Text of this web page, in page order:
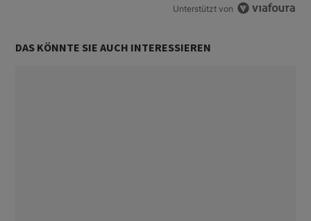
Unterstützt von
DAS KÖNNTE SIE AUCH INTERESSIEREN